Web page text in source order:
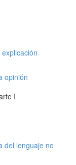
opinión
I
del lenguaje no